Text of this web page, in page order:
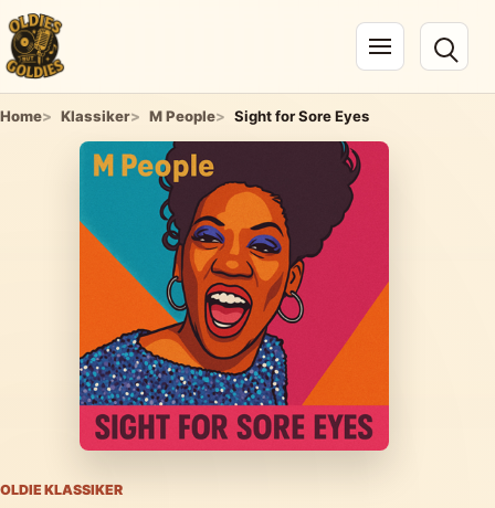
Navigation öffnen
Home Klassiker M People Sight for Sore Eyes
OLDIE KLASSIKER